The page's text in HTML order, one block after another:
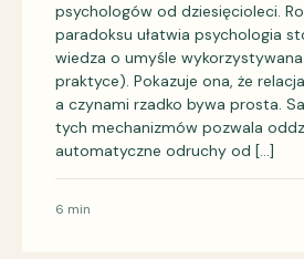
psychologów od dziesięcioleci.
paradoksu ułatwia psychologia
wiedza o umyśle
praktyce). Pokazuje ona, że
a czynami rzadko bywa prosta.
tych mechanizmów pozwala
automatyczne odruchy od […]
6 min